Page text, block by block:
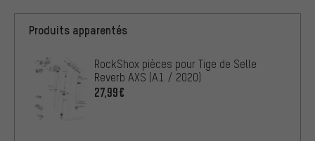
Produits apparentés
RockShox pièces pour Tige de Selle
Reverb AXS (A1 / 2020)
27,99€